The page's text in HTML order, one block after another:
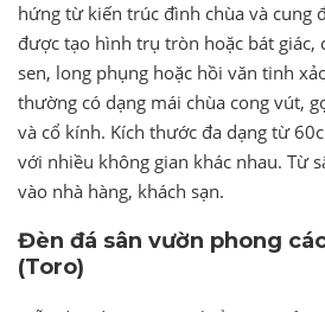
hứng từ kiến trúc đình chùa và cung
được tạo hình trụ tròn hoặc bát giác,
sen, long phụng hoặc hồi văn tinh
thường có dạng mái chùa cong vút,
và cổ kính. Kích thước đa dạng từ
với nhiều không gian khác nhau. Từ
vào nhà hàng, khách sạn.
Đèn đá sân vườn phong
(Toro)